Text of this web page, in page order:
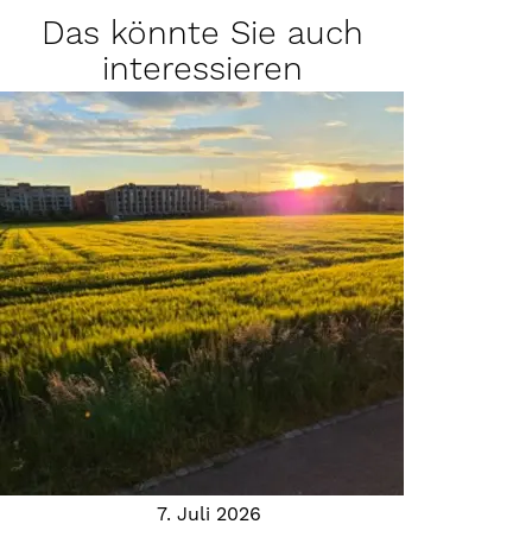
Das könnte Sie auch
interessieren
7. Juli 2026